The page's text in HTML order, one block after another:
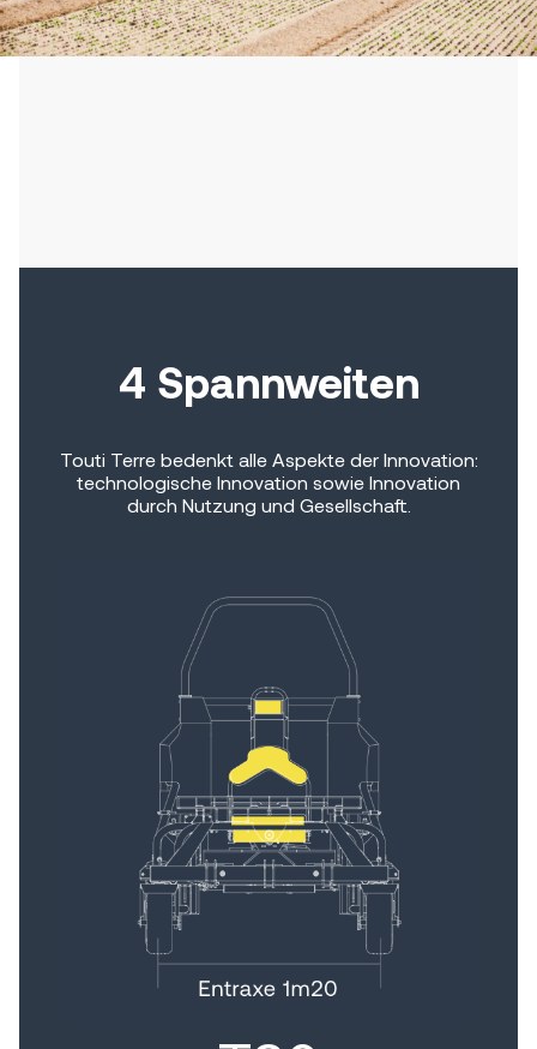
4 Spannweiten
Touti Terre bedenkt alle Aspekte der Innovation:
technologische Innovation sowie Innovation
durch Nutzung und Gesellschaft.